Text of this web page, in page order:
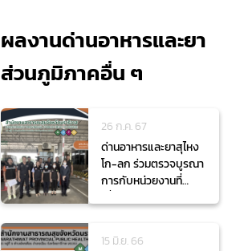
ผลงานด่านอาหารและยา
ส่วนภูมิภาคอื่น ๆ
26 ก.ค. 67
ด่านอาหารและยาสุไหง
โก-ลก ร่วมตรวจบูรณา
การกับหน่วยงานที่
15 มิ.ย. 66